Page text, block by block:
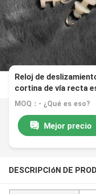
Reloj de
cortina de vía recta
de vía única
MOQ：- ¿Qué es eso?
Mejor precio
DESCRIPCIóN DE